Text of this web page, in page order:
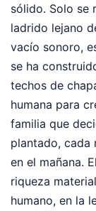
sólido. Solo se
ladrido lejano
vacío sonoro,
se ha
techos de
humana para
familia que
plantado, cada
en el mañana.
riqueza
humano, en la